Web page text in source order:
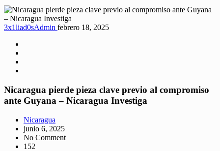
3x1liad0sAdmin febrero 18, 2025
Nicaragua pierde pieza clave previo al compromiso
ante Guyana – Nicaragua Investiga
Nicaragua
junio 6, 2025
No Comment
152